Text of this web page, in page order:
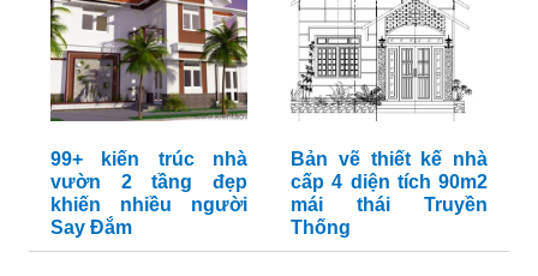
99+ kiến trúc nhà
vườn 2 tầng đẹp
khiến nhiều người
Say Đắm
Bản vẽ thiết kế nhà
cấp 4 diện tích 90m2
mái thái Truyền
Thống